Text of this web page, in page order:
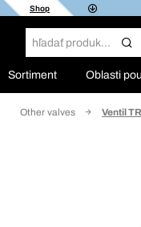
Shop
Sortiment Oblasti
Other valves Ventil